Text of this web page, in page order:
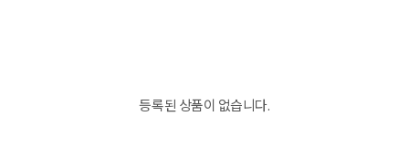
등록된 상품이 없습니다.